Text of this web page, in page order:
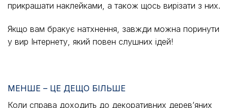
прикрашати наклейками, а також щось вирізати з них.
Якщо вам бракує натхнення, завжди можна поринути
у вир Інтернету, який повен слушних ідей!
МЕНШЕ – ЦЕ ДЕЩО БІЛЬШЕ
Коли справа доходить до декоративних дерев’яних